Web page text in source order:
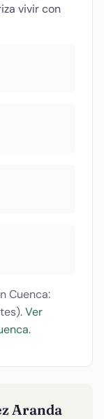
vivir con
Cuenca:
Ver
.
Aranda